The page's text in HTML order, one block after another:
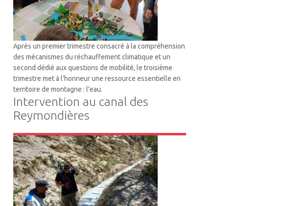
Après un premier trimestre consacré à la compréhension
des mécanismes du réchauffement climatique et un
second dédié aux questions de mobilité, le troisième
trimestre met à l’honneur une ressource essentielle en
territoire de montagne : l’eau.
Intervention au canal des
Reymondières
VTM